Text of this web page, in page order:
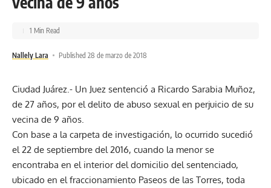
Nallely Lara Published 28 de marzo de 2018
1 Min Read
Ciudad Juárez.- Un Juez sentenció a Ricardo Sarabia Muñoz,
de 27 años, por el delito de abuso sexual en perjuicio de su
vecina de 9 años.
Con base a la carpeta de investigación, lo ocurrido sucedió
el 22 de septiembre del 2016, cuando la menor se
encontraba en el interior del domicilio del sentenciado,
ubicado en el fraccionamiento Paseos de las Torres, toda